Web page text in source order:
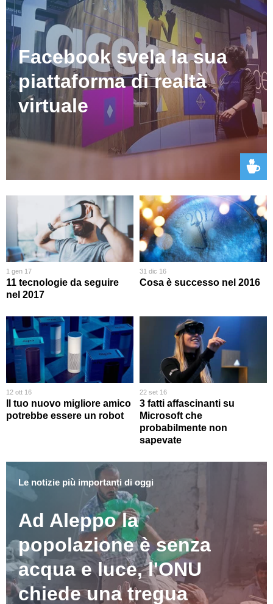
Facebook svela la sua
piattaforma di realtà
virtuale
1 gen 17
11 tecnologie da seguire
nel 2017
31 dic 16
Cosa è successo nel 2016
12 ott 16
Il tuo nuovo migliore amico
potrebbe essere un robot
22 set 16
3 fatti affascinanti su
Microsoft che
probabilmente non
sapevate
Le notizie più importanti di oggi
Ad Aleppo la
popolazione è senza
acqua e luce, l'ONU
chiede una tregua